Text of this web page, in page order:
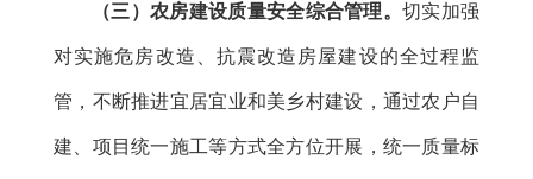
（三）农房建设质量安全综合管理。切实加强
对实施危房改造、抗震改造房屋建设的全过程监
管，不断推进宜居宜业和美乡村建设，通过农户自
建、项目统一施工等方式全方位开展，统一质量标